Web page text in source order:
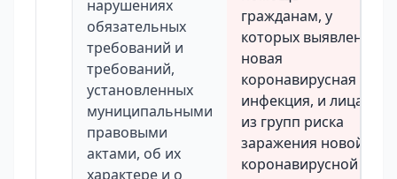
нарушениях
обязательных
требований и
требований,
установленных
муниципальными
правовыми
актами, об их
характере и о
гражданам, у
которых выявлена
новая
коронавирусная
инфекция, и лицам
из групп риска
заражения новой
коронавирусной